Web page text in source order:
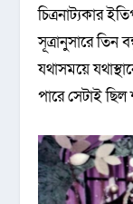
চিত্রনাট্যকার
সূত্রানুসারে তিন
যথাসময়ে
পারে সেটাই